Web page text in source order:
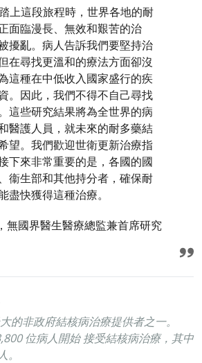
上這段旅程時，世界各地的耐
面臨漫長、無效和艱苦的治
擾亂。病人告訴我們要堅持治
在尋找更溫和的療法方面卻沒
這種在中低收入國家盛行的疾
。因此，我們不得不自己尋找
這些研究結果將為全世界的病
醫護人員，就未來的耐多藥結
望。我們歡迎世衛更新治療指
下來非常重要的是，各國的國
衞生部和其他持分者，確保耐
盡快獲得這種治療。
無國界醫生醫療總監兼首席研究
的非政府結核病治療提供者之一。
位病人開始 接受結核病治療，其中